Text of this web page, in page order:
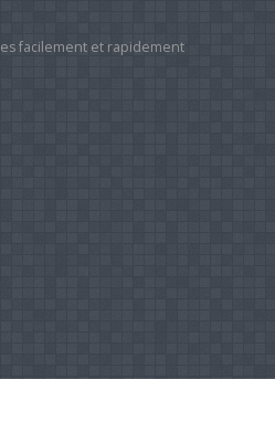
facilement et rapidement